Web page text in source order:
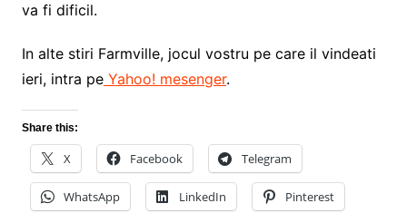
va fi dificil.
In alte stiri Farmville, jocul vostru pe care il vindeati
ieri, intra peYahoo! mesenger.
Share this:
X Facebook Telegram
WhatsApp LinkedIn Pinterest